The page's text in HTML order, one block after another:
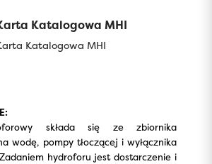
Katalogowa MHI
Katalogowa MHI
składa się ze zbiornika
wodę, pompy tłoczącej i wyłącznika
hydroforu jest dostarczenie i